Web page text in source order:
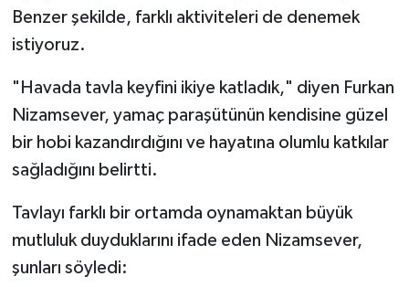
Benzer şekilde, farklı aktiviteleri de denemek
istiyoruz.
"Havada tavla keyfini ikiye katladık," diyen Furkan
Nizamsever, yamaç paraşütünün kendisine güzel
bir hobi kazandırdığını ve hayatına olumlu katkılar
sağladığını belirtti.
Tavlayı farklı bir ortamda oynamaktan büyük
mutluluk duyduklarını ifade eden Nizamsever,
şunları söyledi: